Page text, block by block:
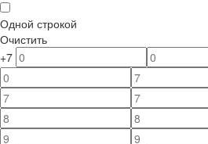
Одной строкой
Очистить
+7